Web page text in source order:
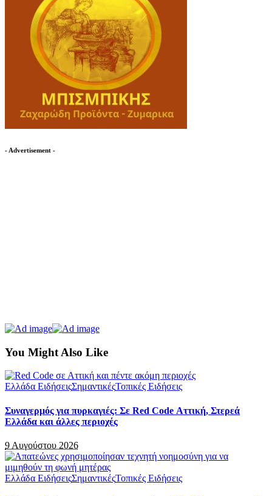
- Advertisement -
You Might Also Like
Ελλάδα ΕιδήσειςΣημαντικέςΤοπικές Ειδήσεις
Συναγερμός για πυρκαγιές: Σε Red Code Αττική, Στερεά
Ελλάδα και άλλες περιοχές
9 Αυγούστου 2026
Ελλάδα ΕιδήσειςΣημαντικέςΤοπικές Ειδήσεις